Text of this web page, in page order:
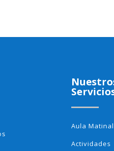
Aula Matinal
Actividades